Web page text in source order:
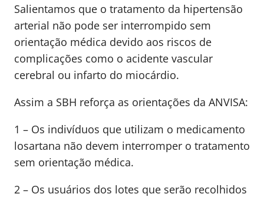
Salientamos que o tratamento da hipertensão
arterial não pode ser interrompido sem
orientação médica devido aos riscos de
complicações como o acidente vascular
cerebral ou infarto do miocárdio.
Assim a SBH reforça as orientações da ANVISA:
1 – Os indivíduos que utilizam o medicamento
losartana não devem interromper o tratamento
sem orientação médica.
2 – Os usuários dos lotes que serão recolhidos